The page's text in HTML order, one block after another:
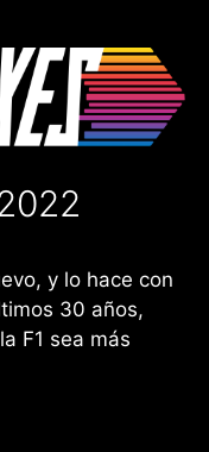
y lo hace con
30 años,
F1 sea más